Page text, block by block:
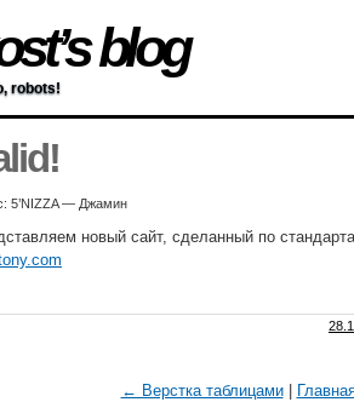
blog
robots!
5’NIZZA — Джамин
новый сайт, сделанный по
← Верстка таблицами|